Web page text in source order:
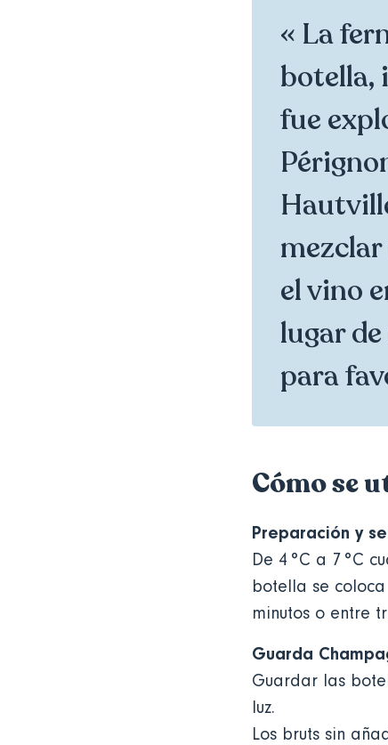
« La
botella,
fue
el vino
lugar
para
Cómo se
Preparación y
De 4 °C a 7 °C
botella se
minutos o entre
Guarda
Guardar las
luz.
Los bruts sin